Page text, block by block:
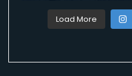
Load More